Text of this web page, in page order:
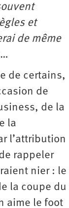
et
de même
de certains,
de
de la
la
l’attribution
rappeler
nier : le
la coupe du
aime le foot